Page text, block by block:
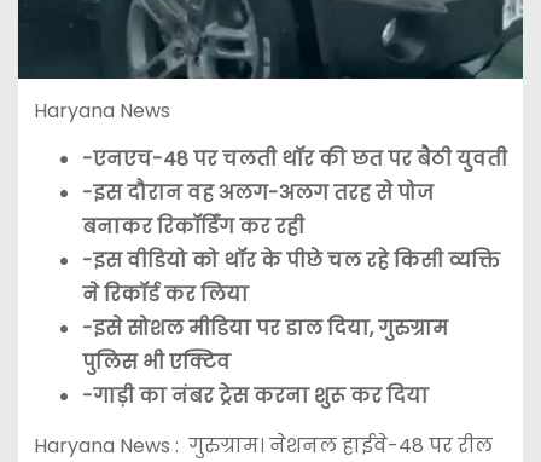
Haryana News
-एनएच-48 पर चलती थॉर की छत पर बैठी युवती
-इस दौरान वह अलग-अलग तरह से पोज
बनाकर रिकॉर्डिंग कर रही
-इस वीडियो को थॉर के पीछे चल रहे किसी व्यक्ति
ने रिकॉर्ड कर लिया
-इसे सोशल मीडिया पर डाल दिया, गुरुग्राम
पुलिस भी एक्टिव
-गाड़ी का नंबर ट्रेस करना शुरू कर दिया
Haryana News : गुरुग्राम। नेशनल हाईवे-48 पर रील